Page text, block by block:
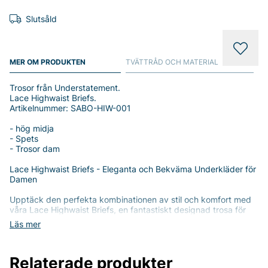
Slutsåld
MER OM PRODUKTEN
Läs mer
Trosor från Understatement.
Lace Highwaist Briefs.
Artikelnummer: SABO-HIW-001
- hög midja
- Spets
- Trosor dam
Lace Highwaist Briefs - Eleganta och Bekväma Underkläder för
Damen
Upptäck den perfekta kombinationen av stil och komfort med
våra Lace Highwaist Briefs, en fantastiskt designad trosa för
kvinnor. Med sin högmidjade passform omsluter dessa
underkläder lätt din midja och ger en smickrande silhuett. Den
TVÄTTRÅD OCH MATERIAL
Relaterade produkter